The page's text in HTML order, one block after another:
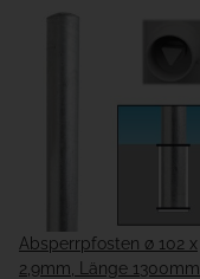
Absperrpfosten ø 102 x
2,9mm, Länge 1300mm